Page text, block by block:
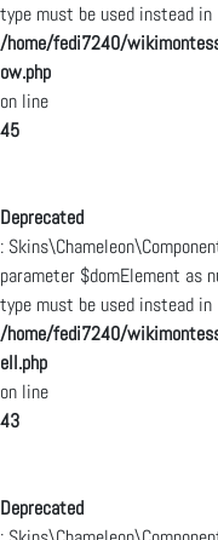
type must be used instead in
/home/fedi7240/
ow.php
on line
45
Deprecated
:
parameter $domElement as
type must be used instead in
/home/fedi7240/
ell.php
on line
43
Deprecated